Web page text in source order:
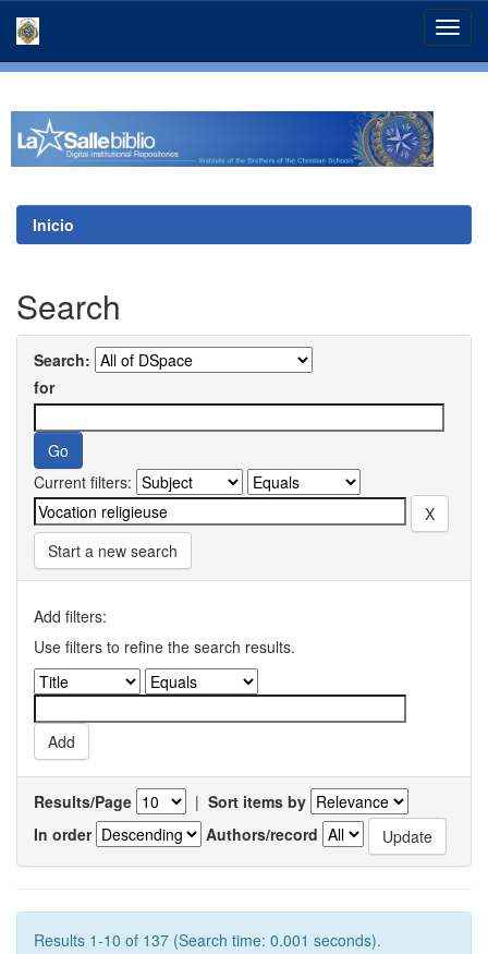
Inicio
Search
Search:
for
Current filters:
Start a new search
Add filters:
Use filters to refine the search results.
Results/Page | Sort items by
In order
Authors/record
Results 1-10 of 137 (Search time: 0.001 seconds).